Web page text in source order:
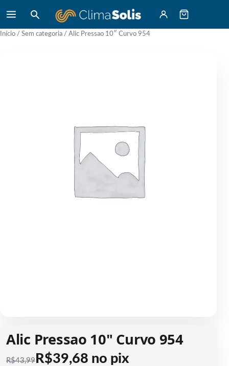
Início / Sem categoria / Alic Pressao 10″ Curvo 954
Alic Pressao 10" Curvo 954
R$43,99 R$39,68 no pix